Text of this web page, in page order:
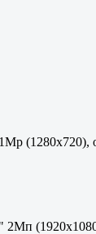
(1280х720),
2Мп